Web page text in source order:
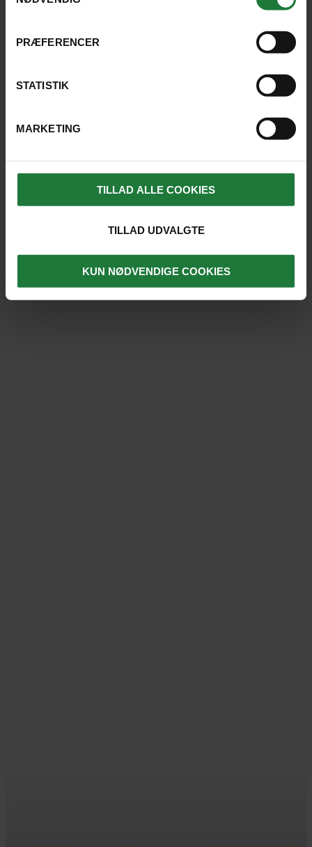
PRÆFERENCER
STATISTIK
MARKETING
TILLAD ALLE COOKIES
TILLAD UDVALGTE
KUN NØDVENDIGE COOKIES